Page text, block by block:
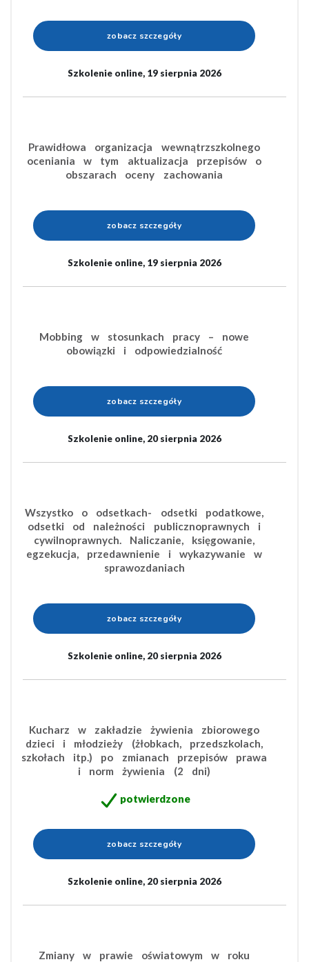
zobacz szczegóły
Szkolenie online, 19 sierpnia 2026
Prawidłowa organizacja wewnątrzszkolnego
oceniania w tym aktualizacja przepisów o
obszarach oceny zachowania
zobacz szczegóły
Szkolenie online, 19 sierpnia 2026
Mobbing w stosunkach pracy – nowe
obowiązki i odpowiedzialność
zobacz szczegóły
Szkolenie online, 20 sierpnia 2026
Wszystko o odsetkach- odsetki podatkowe,
odsetki od należności publicznoprawnych i
cywilnoprawnych. Naliczanie, księgowanie,
egzekucja, przedawnienie i wykazywanie w
sprawozdaniach
zobacz szczegóły
Szkolenie online, 20 sierpnia 2026
Kucharz w zakładzie żywienia zbiorowego
dzieci i młodzieży (żłobkach, przedszkolach,
szkołach itp.) po zmianach przepisów prawa
i norm żywienia (2 dni)
potwierdzone
zobacz szczegóły
Szkolenie online, 20 sierpnia 2026
Zmiany w prawie oświatowym w roku